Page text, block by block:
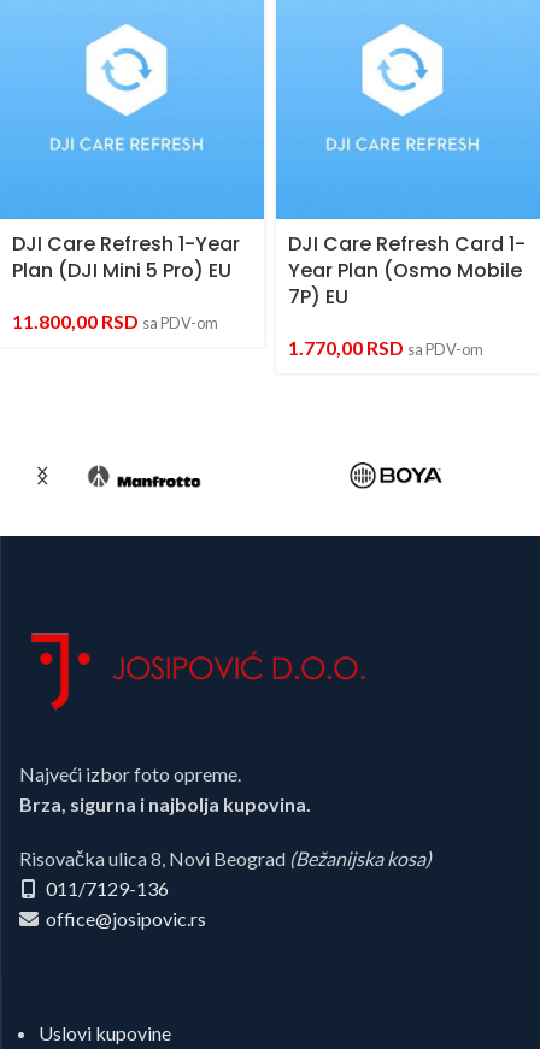
DJI Care Refresh 1-Year
Plan (DJI Mini 5 Pro) EU
11.800,00 RSD sa PDV-om
DJI Care Refresh Card 1-
Year Plan (Osmo Mobile
7P) EU
1.770,00 RSD sa PDV-om
Najveći izbor foto opreme.
Brza, sigurna i najbolja kupovina.
Risovačka ulica 8, Novi Beograd (Bežanijska kosa)
011/7129-136
office@josipovic.rs
Uslovi kupovine